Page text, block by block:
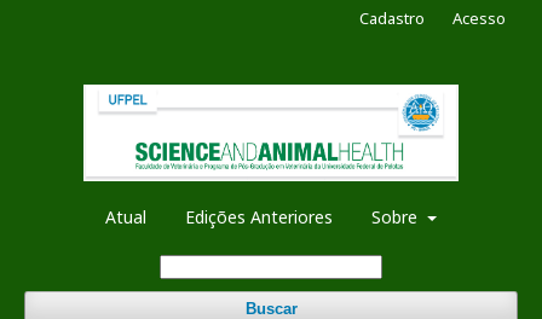
Atual Edições Anteriores Sobre
Buscar
Cadastro Acesso